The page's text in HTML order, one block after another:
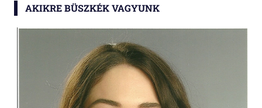
AKIKRE BÜSZKÉK VAGYUNK